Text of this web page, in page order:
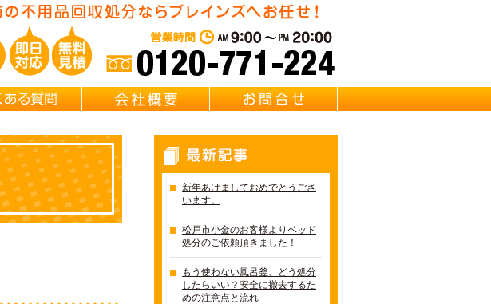
よくある質問 会社概要
新年あけましておめでとうござ
います。
松戸市小金のお客様よりベッド
処分のご依頼頂きました！
もう使わない風呂釜、どう処分
したらいい？安全に撤去するた
めの注意点と流れ